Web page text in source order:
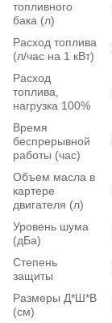
топливного
бака (л)
Расход топлива
(л/час на 1 кВт)
Расход
топлива,
нагрузка 100%
Время
беспрерывной
работы (час)
Объем масла в
картере
двигателя (л)
Уровень шума
(дБа)
Степень
защиты
Размеры Д*Ш*В
(см)